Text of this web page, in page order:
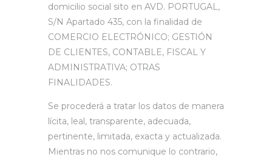
domicilio social sito en AVD. PORTUGAL,
S/N Apartado 435, con la finalidad de
COMERCIO ELECTRÓNICO; GESTIÓN
DE CLIENTES, CONTABLE, FISCAL Y
ADMINISTRATIVA; OTRAS
FINALIDADES.
Se procederá a tratar los datos de manera
lícita, leal, transparente, adecuada,
pertinente, limitada, exacta y actualizada.
Mientras no nos comunique lo contrario,